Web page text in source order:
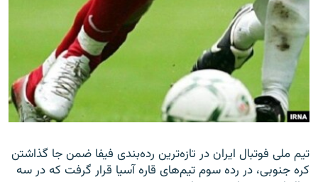
به ما بپیوندید
زبان‌های دیگر
تیم ملی فوتبال ایران در تازه‌ترین رده‌بندی فیفا ضمن جا گذاشتن
کره جنوبی، در رده سوم تیم‌های قاره آسیا قرار گرفت که در سه